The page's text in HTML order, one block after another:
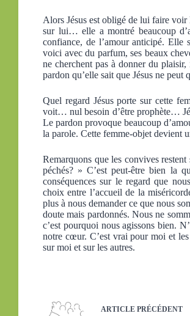
Alors Jésus est obligé de lui faire voir
sur lui… elle a montré beaucoup
confiance, de l’amour anticipé. Elle
voici avec du parfum, ses beaux
ne cherchent pas à donner du
pardon qu’elle sait que Jésus ne
Quel regard Jésus porte sur cette
voit… nul besoin d’être prophète…
Le pardon provoque beaucoup
la parole. Cette femme-objet devient
Remarquons que les convives
péchés? » C’est peut-être bien la
conséquences sur le regard que
choix entre l’accueil de la
plus à nous demander ce que nous
doute mais pardonnés. Nous ne
c’est pourquoi nous agissons bien.
notre cœur. C’est vrai pour moi et
sur moi et sur les autres.
ARTICLE PRÉCÉDENT